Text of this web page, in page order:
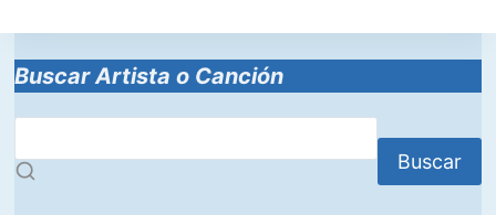
Buscar Artista o Canción
Buscar